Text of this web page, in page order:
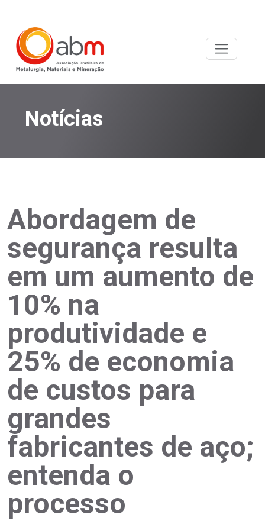
Notícias
Abordagem de
segurança resulta
em um aumento de
10% na
produtividade e
25% de economia
de custos para
grandes
fabricantes de aço;
entenda o
processo